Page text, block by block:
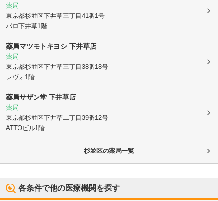
薬局
東京都杉並区下井草三丁目41番1号
パロ下井草1階
薬局マツモトキヨシ 下井草店
薬局
東京都杉並区下井草三丁目38番18号
レヴォ1階
薬局サザン堂 下井草店
薬局
東京都杉並区下井草二丁目39番12号
ATTOビル1階
杉並区の薬局一覧
各条件で他の医療機関を探す